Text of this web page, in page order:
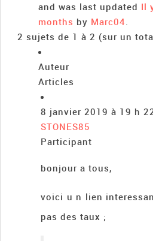
and was last updated Il
months by Marc04.
2 sujets de 1 à 2 (sur un
Auteur
Articles
8 janvier 2019 à 19 h
STONES85
Participant
bonjour a tous,
voici u n lien
pas des taux ;